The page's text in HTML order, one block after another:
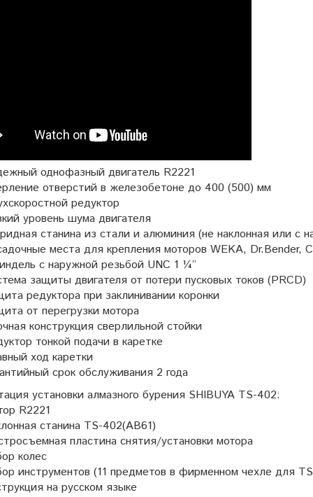
однофазный двигатель R2221
отверстий в железобетоне до 400 (500) мм
редуктор
уровень шума двигателя
станина из стали и алюминия (не наклонная или с
места для крепления моторов WEKA, Dr.Bender,
с наружной резьбой UNC 1 ¼”
защиты двигателя от потери пусковых токов (PRCD)
редуктора при заклинивании коронки
от перегрузки мотора
конструкция сверлильной стойки
тонкой подачи в каретке
ход каретки
срок обслуживания 2 года
установки алмазного бурения SHIBUYA TS-402:
R2221
станина TS-402(AB61)
пластина снятия/установки мотора
колес
инструментов (11 предметов в фирменном чехле для
на русском языке